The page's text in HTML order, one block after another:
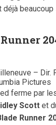
beaucoup
– Dir.
Pictures
ferme par
Scottet
Runner